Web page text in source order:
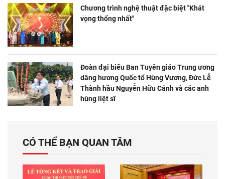
Chương trình nghệ thuật đặc biệt ''Khát
vọng thống nhất''
Đoàn đại biểu Ban Tuyên giáo Trung ương
dâng hương Quốc tổ Hùng Vương, Đức Lễ
Thành hầu Nguyễn Hữu Cảnh và các anh
hùng liệt sĩ
CÓ THỂ BẠN QUAN TÂM